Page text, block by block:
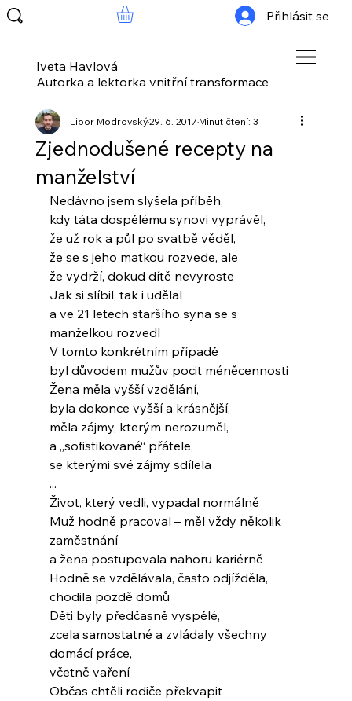
Iveta Havlová
Autorka a lektorka vnitřní transformace
Přihlásit se
Zjednodušené recepty na
manželství
Libor Modrovský29. 6. 2017Minut čtení: 3
Nedávno jsem slyšela příběh,
kdy táta dospělému synovi vyprávěl,
že už rok a půl po svatbě věděl,
že se s jeho matkou rozvede, ale
že vydrží, dokud dítě nevyroste
Jak si slíbil, tak i udělal
a ve 21 letech staršího syna se s
manželkou rozvedl
V tomto konkrétním případě
byl důvodem mužův pocit méněcennosti
Žena měla vyšší vzdělání,
byla dokonce vyšší a krásnější,
měla zájmy, kterým nerozuměl,
a „sofistikované“ přátele,
se kterými své zájmy sdílela
...
Život, který vedli, vypadal normálně
Muž hodně pracoval – měl vždy několik
zaměstnání
a žena postupovala nahoru kariérně
Hodně se vzdělávala, často odjížděla,
chodila pozdě domů
Děti byly předčasně vyspělé,
zcela samostatné a zvládaly všechny
domácí práce,
včetně vaření
Občas chtěli rodiče překvapit